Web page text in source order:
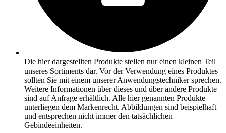
Die hier dargestellten Produkte stellen nur einen kleinen Teil
unseres Sortiments dar. Vor der Verwendung eines Produktes
sollten Sie mit einem unserer Anwendungstechniker sprechen.
Weitere Informationen über dieses und über andere Produkte
sind auf Anfrage erhältlich. Alle hier genannten Produkte
unterliegen dem Markenrecht. Abbildungen sind beispielhaft
und entsprechen nicht immer den tatsächlichen
Gebindeeinheiten.